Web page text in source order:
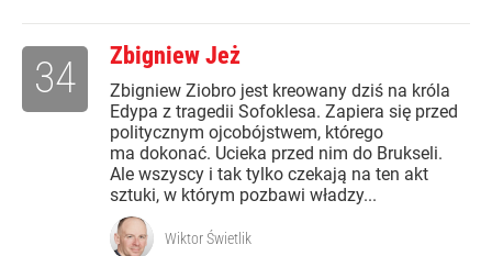
Zbigniew Jeż
Zbigniew Ziobro jest kreowany dziś na króla
Edypa z tragedii Sofoklesa. Zapiera się przed
politycznym ojcobójstwem, którego
ma dokonać. Ucieka przed nim do Brukseli.
Ale wszyscy i tak tylko czekają na ten akt
sztuki, w którym pozbawi władzy...
34
Wiktor Świetlik